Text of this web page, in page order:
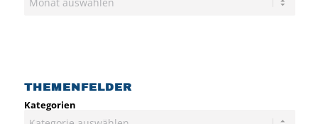
THEMENFELDER
Kategorien